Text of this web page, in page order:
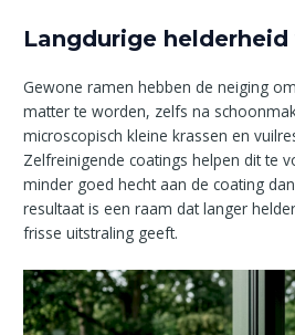
Langdurige
Gewone ramen hebben de neiging
matter te worden, zelfs na
microscopisch kleine krassen en
Zelfreinigende coatings helpen dit te
minder goed hecht aan de coating
resultaat is een raam dat langer
frisse uitstraling geeft.